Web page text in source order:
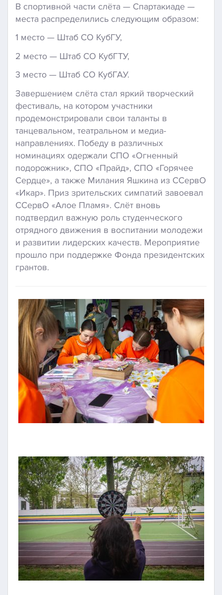
В спортивной части слёта — Спартакиаде —
места распределились следующим образом:
1 место — Штаб СО КубГУ,
2 место — Штаб СО КубГТУ,
3 место — Штаб СО КубГАУ.
Завершением слёта стал яркий творческий
фестиваль, на котором участники
продемонстрировали свои таланты в
танцевальном, театральном и медиа-
направлениях. Победу в различных
номинациях одержали СПО «Огненный
подорожник», СПО «Прайд», СПО «Горячее
Сердце», а также Милания Яшкина из ССервО
«Икар». Приз зрительских симпатий завоевал
ССервО «Алое Пламя». Слёт вновь
подтвердил важную роль студенческого
отрядного движения в воспитании молодежи
и развитии лидерских качеств. Мероприятие
прошло при поддержке Фонда президентских
грантов.